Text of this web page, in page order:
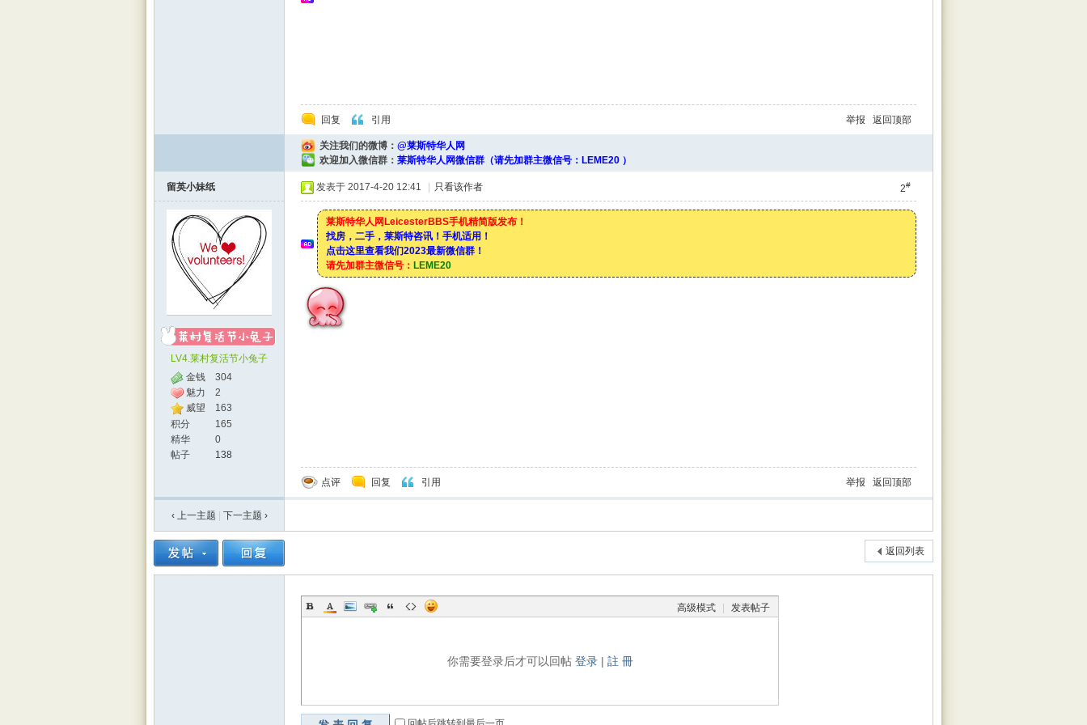
回复 引用 举报 返回顶部
关注我们的微博：@莱斯特华人网
欢迎加入微信群：莱斯特华人网微信群（请先加群主微信号：LEME20 ）
留英小妹纸
LV4.莱村复活节小兔子
金钱
304
魅力
2
威望
163
积分
165
精华
0
帖子
138
2#
发表于 2017-4-20 12:41 只看该作者
莱斯特华人网LeicesterBBS手机精简版发布！
找房，二手，莱斯特咨讯！手机适用！
点击这里查看我们2023最新微信群！
请先加群主微信号： LEME20
点评 回复 引用 举报 返回顶部
‹ 上一主题 下一主题 ›
返回列表
高级模式 发表帖子
你需要登录后才可以回帖 登录| 註 冊